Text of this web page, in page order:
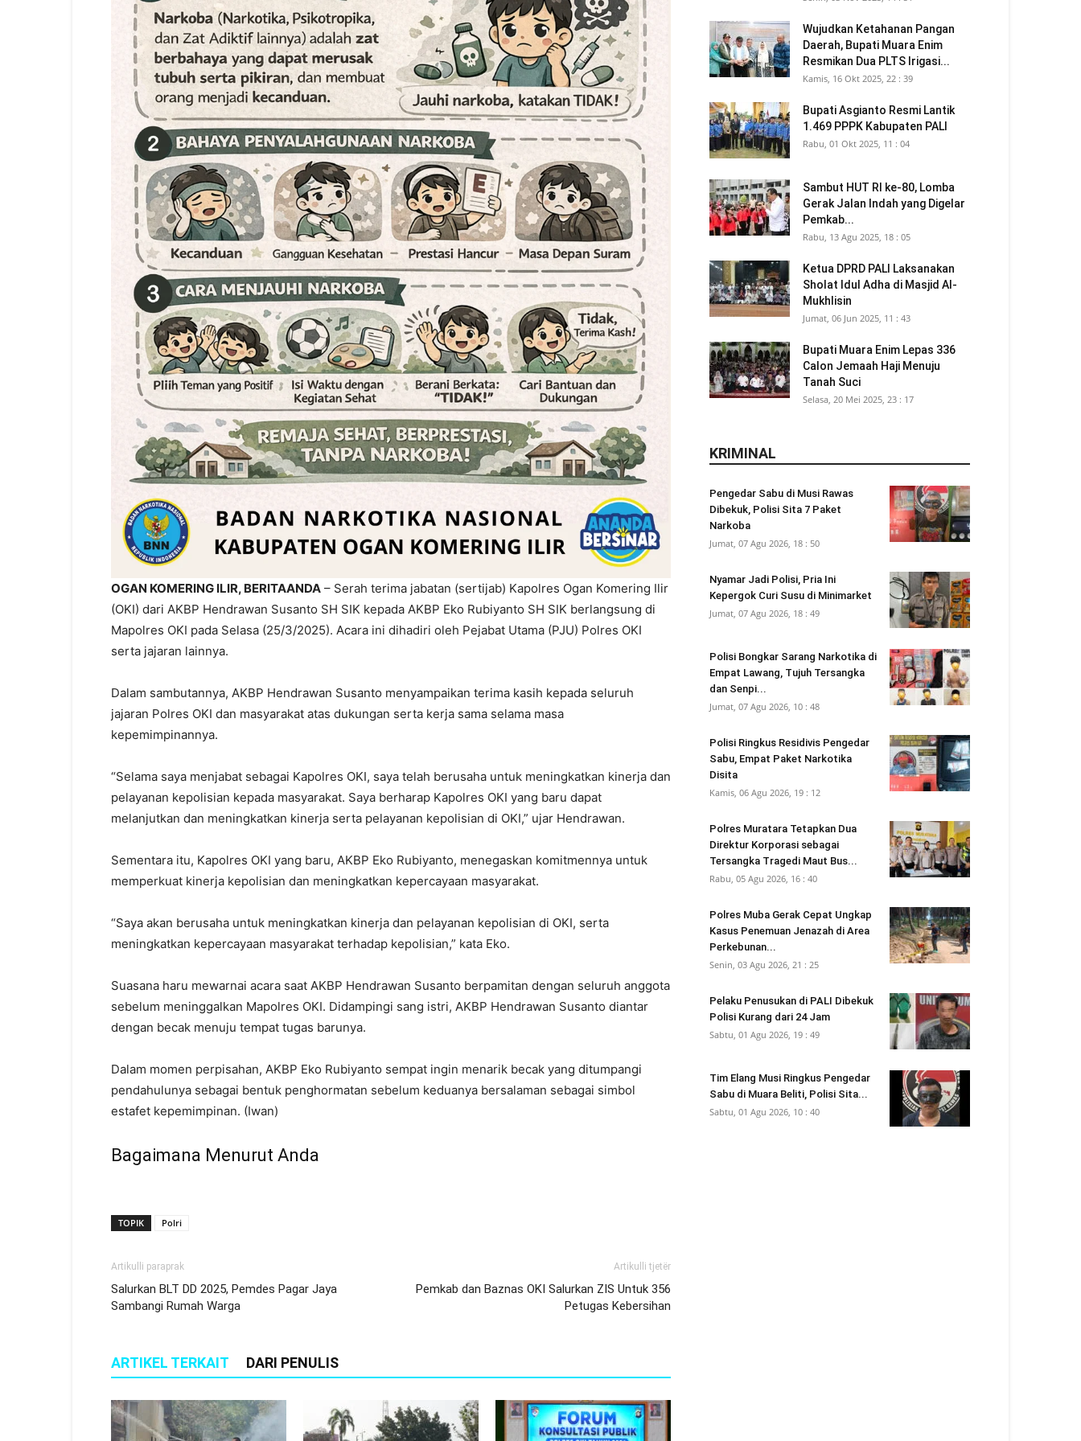
OGAN KOMERING ILIR, BERITAANDA – Serah terima jabatan (sertijab) Kapolres Ogan Komering Ilir
(OKI) dari AKBP Hendrawan Susanto SH SIK kepada AKBP Eko Rubiyanto SH SIK berlangsung di
Mapolres OKI pada Selasa (25/3/2025). Acara ini dihadiri oleh Pejabat Utama (PJU) Polres OKI
serta jajaran lainnya.
Dalam sambutannya, AKBP Hendrawan Susanto menyampaikan terima kasih kepada seluruh
jajaran Polres OKI dan masyarakat atas dukungan serta kerja sama selama masa
kepemimpinannya.
“Selama saya menjabat sebagai Kapolres OKI, saya telah berusaha untuk meningkatkan kinerja dan
pelayanan kepolisian kepada masyarakat. Saya berharap Kapolres OKI yang baru dapat
melanjutkan dan meningkatkan kinerja serta pelayanan kepolisian di OKI,” ujar Hendrawan.
Sementara itu, Kapolres OKI yang baru, AKBP Eko Rubiyanto, menegaskan komitmennya untuk
memperkuat kinerja kepolisian dan meningkatkan kepercayaan masyarakat.
“Saya akan berusaha untuk meningkatkan kinerja dan pelayanan kepolisian di OKI, serta
meningkatkan kepercayaan masyarakat terhadap kepolisian,” kata Eko.
Suasana haru mewarnai acara saat AKBP Hendrawan Susanto berpamitan dengan seluruh anggota
sebelum meninggalkan Mapolres OKI. Didampingi sang istri, AKBP Hendrawan Susanto diantar
dengan becak menuju tempat tugas barunya.
Dalam momen perpisahan, AKBP Eko Rubiyanto sempat ingin menarik becak yang ditumpangi
pendahulunya sebagai bentuk penghormatan sebelum keduanya bersalaman sebagai simbol
estafet kepemimpinan. (Iwan)
Bagaimana Menurut Anda
TOPIK Polri
Artikulli paraprak
Salurkan BLT DD 2025, Pemdes Pagar Jaya
Sambangi Rumah Warga
Artikulli tjetër
Pemkab dan Baznas OKI Salurkan ZIS Untuk 356
Petugas Kebersihan
ARTIKEL TERKAIT DARI PENULIS
Wujudkan Ketahanan Pangan
Daerah, Bupati Muara Enim
Resmikan Dua PLTS Irigasi...
Kamis, 16 Okt 2025, 22 : 39
Bupati Asgianto Resmi Lantik
1.469 PPPK Kabupaten PALI
Rabu, 01 Okt 2025, 11 : 04
Sambut HUT RI ke-80, Lomba
Gerak Jalan Indah yang Digelar
Pemkab...
Rabu, 13 Agu 2025, 18 : 05
Ketua DPRD PALI Laksanakan
Sholat Idul Adha di Masjid Al-
Mukhlisin
Jumat, 06 Jun 2025, 11 : 43
Bupati Muara Enim Lepas 336
Calon Jemaah Haji Menuju
Tanah Suci
Selasa, 20 Mei 2025, 23 : 17
KRIMINAL
Pengedar Sabu di Musi Rawas
Dibekuk, Polisi Sita 7 Paket
Narkoba
Jumat, 07 Agu 2026, 18 : 50
Nyamar Jadi Polisi, Pria Ini
Kepergok Curi Susu di Minimarket
Jumat, 07 Agu 2026, 18 : 49
Polisi Bongkar Sarang Narkotika di
Empat Lawang, Tujuh Tersangka
dan Senpi...
Jumat, 07 Agu 2026, 10 : 48
Polisi Ringkus Residivis Pengedar
Sabu, Empat Paket Narkotika
Disita
Kamis, 06 Agu 2026, 19 : 12
Polres Muratara Tetapkan Dua
Direktur Korporasi sebagai
Tersangka Tragedi Maut Bus...
Rabu, 05 Agu 2026, 16 : 40
Polres Muba Gerak Cepat Ungkap
Kasus Penemuan Jenazah di Area
Perkebunan...
Senin, 03 Agu 2026, 21 : 25
Pelaku Penusukan di PALI Dibekuk
Polisi Kurang dari 24 Jam
Sabtu, 01 Agu 2026, 19 : 49
Tim Elang Musi Ringkus Pengedar
Sabu di Muara Beliti, Polisi Sita...
Sabtu, 01 Agu 2026, 10 : 40